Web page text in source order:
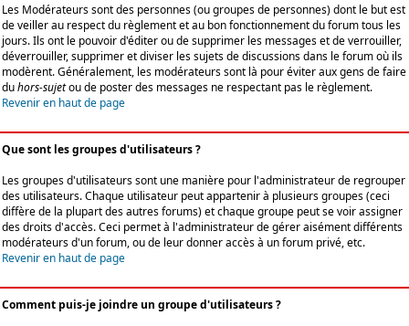
Les Modérateurs sont des personnes (ou groupes de personnes) dont le but est
de veiller au respect du règlement et au bon fonctionnement du forum tous les
jours. Ils ont le pouvoir d'éditer ou de supprimer les messages et de verrouiller,
déverrouiller, supprimer et diviser les sujets de discussions dans le forum où ils
modèrent. Généralement, les modérateurs sont là pour éviter aux gens de faire
duhors-sujetou de poster des messages ne respectant pas le règlement.
Revenir en haut de page
Que sont les groupes d'utilisateurs ?
Les groupes d'utilisateurs sont une manière pour l'administrateur de regrouper
des utilisateurs. Chaque utilisateur peut appartenir à plusieurs groupes (ceci
diffère de la plupart des autres forums) et chaque groupe peut se voir assigner
des droits d'accès. Ceci permet à l'administrateur de gérer aisément différents
modérateurs d'un forum, ou de leur donner accès à un forum privé, etc.
Revenir en haut de page
Comment puis-je joindre un groupe d'utilisateurs ?